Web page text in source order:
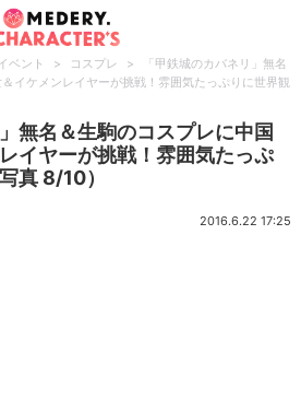
ベント > コスプレ >
「甲鉄城のカバネリ」無名
イケメンレイヤーが挑戦！雰囲気たっぷりに世界観
無名＆生駒のコスプレに中国
イヤーが挑戦！雰囲気たっぷ
真 8/10）
2016.6.22 17:25